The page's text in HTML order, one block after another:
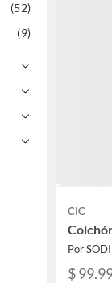
(52)
(9)
CIC
Por
$